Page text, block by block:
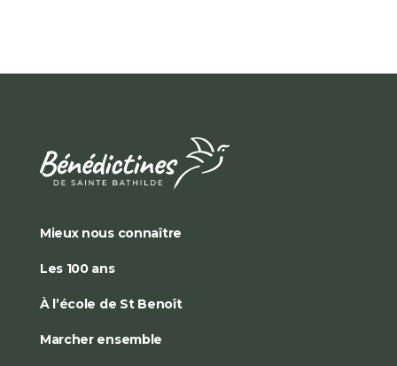
Mieux nous connaître
Les 100 ans
À l’école de St Benoît
Marcher ensemble